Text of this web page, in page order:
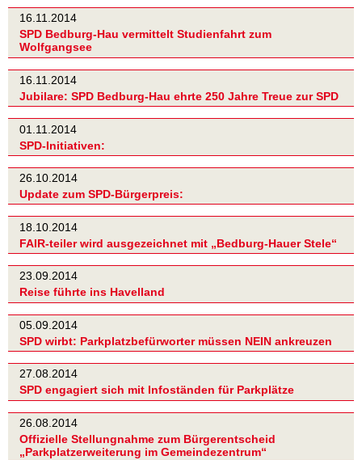
16.11.2014
SPD Bedburg-Hau vermittelt Studienfahrt zum
Wolfgangsee
16.11.2014
Jubilare: SPD Bedburg-Hau ehrte 250 Jahre Treue zur SPD
01.11.2014
SPD-Initiativen:
26.10.2014
Update zum SPD-Bürgerpreis:
18.10.2014
FAIR-teiler wird ausgezeichnet mit „Bedburg-Hauer Stele“
23.09.2014
Reise führte ins Havelland
05.09.2014
SPD wirbt: Parkplatzbefürworter müssen NEIN ankreuzen
27.08.2014
SPD engagiert sich mit Infoständen für Parkplätze
26.08.2014
Offizielle Stellungnahme zum Bürgerentscheid
„Parkplatzerweiterung im Gemeindezentrum“